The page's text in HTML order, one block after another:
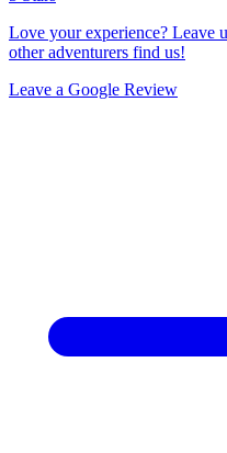
Love your experience?
other adventurers find us!
Leave a Google Review